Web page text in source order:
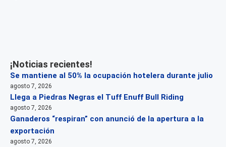
¡Noticias recientes!
Se mantiene al 50% la ocupación hotelera durante julio
agosto 7, 2026
Llega a Piedras Negras el Tuff Enuff Bull Riding
agosto 7, 2026
Ganaderos “respiran” con anunció de la apertura a la
exportación
agosto 7, 2026